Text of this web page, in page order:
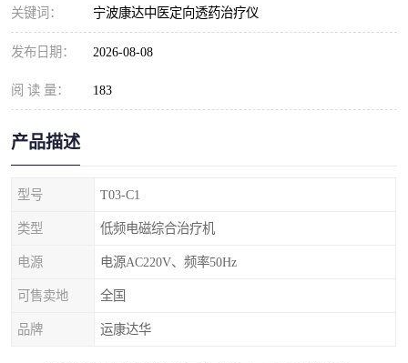
关键词： 宁波康达中医定向透药治疗仪
发布日期： 2026-08-08
阅 读 量： 183
产品描述
型号 T03-C1
类型 低频电磁综合治疗机
电源 电源AC220V、频率50Hz
可售卖地 全国
品牌 运康达华